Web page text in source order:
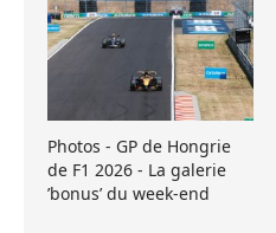
Photos - GP de Hongrie
de F1 2026 - La galerie
’bonus’ du week-end